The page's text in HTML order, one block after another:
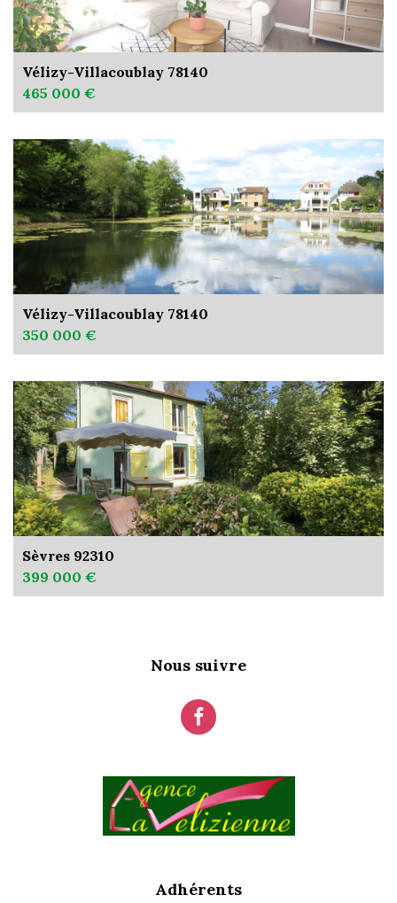
Vélizy-Villacoublay 78140
465 000 €
Vélizy-Villacoublay 78140
350 000 €
Sèvres 92310
399 000 €
Nous suivre
Adhérents